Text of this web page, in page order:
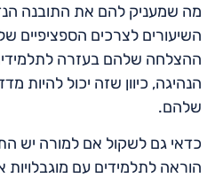
מה שמעניק להם את התובנה
השיעורים לצרכים הספציפיים
ההצלחה שלהם בעזרה
הנהיגה, כיוון שזה יכול להיות
שלהם.
כדאי גם לשקול אם למורה יש
הוראה לתלמידים עם מוגבלויות